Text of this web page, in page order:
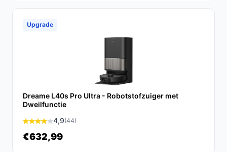
Upgrade
Dreame L40s Pro Ultra - Robotstofzuiger met
Dweilfunctie
4,9(44)
€632,99